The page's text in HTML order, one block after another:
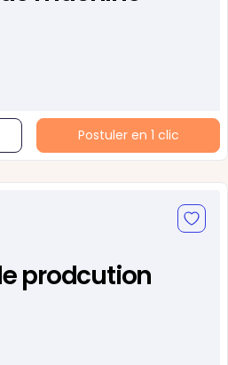
Postuler en 1 clic
prodcution